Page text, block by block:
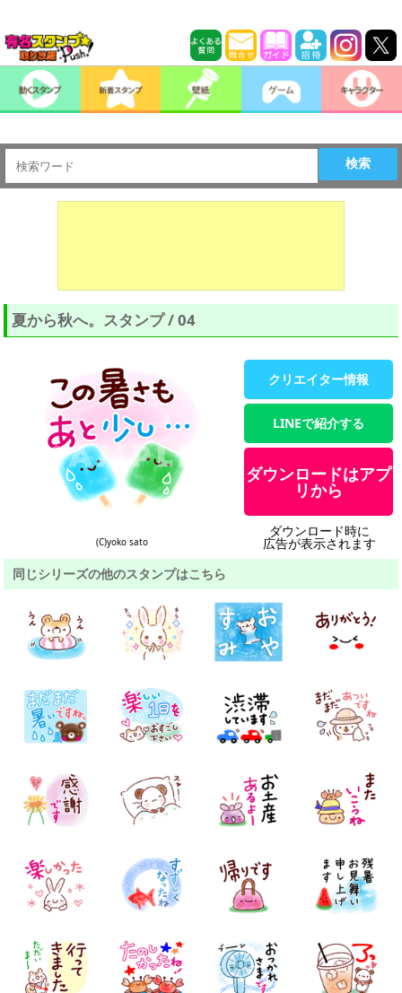
検索
夏から秋へ。スタンプ / 04
(C)yoko sato
クリエイター情報
LINEで紹介する
ダウンロードはアプ
リから
ダウンロード時に
広告が表示されます
同じシリーズの他のスタンプはこちら